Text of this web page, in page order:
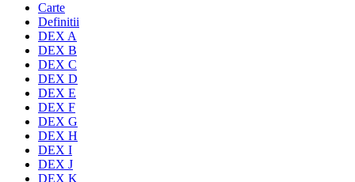
Carte
Definitii
DEX A
DEX B
DEX C
DEX D
DEX E
DEX F
DEX G
DEX H
DEX I
DEX J
DEX K